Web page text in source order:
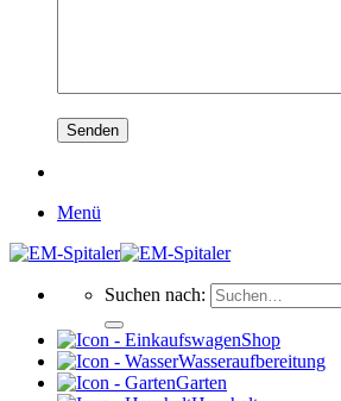
Menü
Suchen nach:
Shop
Wasseraufbereitung
Garten